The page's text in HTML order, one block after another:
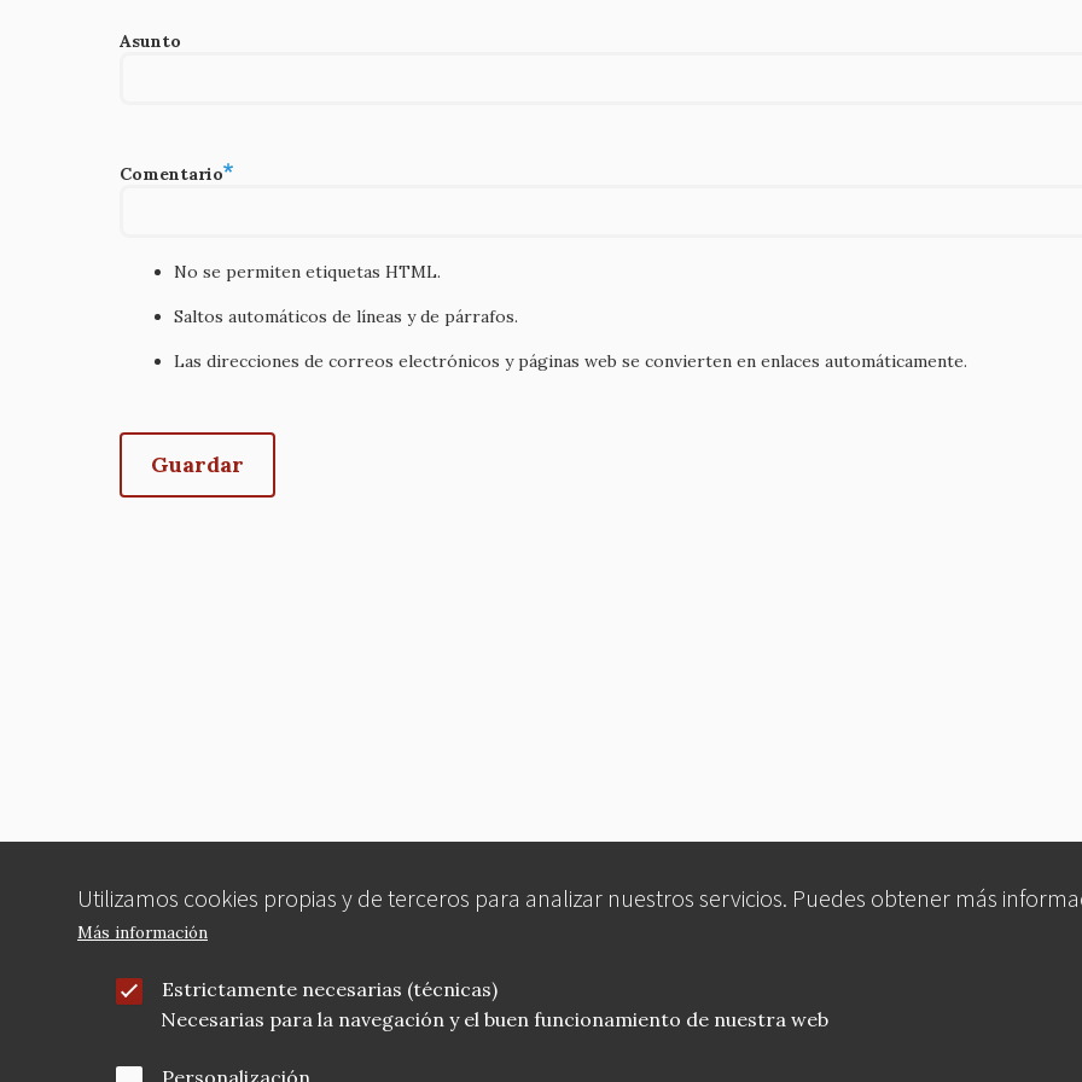
Utilizamos cookies propias y de terceros para analizar nuestros servicios. Puedes obtener más
Más información
Estrictamente necesarias (técnicas)
Necesarias para la navegación y el buen funcionamiento de nuestra web
Personalización
Asunto
Comentario
No se permiten etiquetas HTML.
Saltos automáticos de líneas y de párrafos.
Las direcciones de correos electrónicos y páginas web se convierten en enlaces automáticamente.